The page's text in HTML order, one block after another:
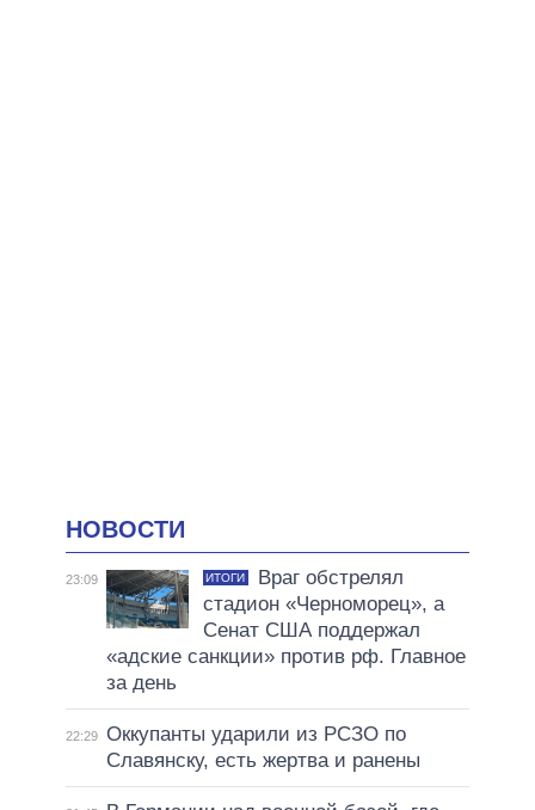
НОВОСТИ
23:09 ИТОГИ
Враг обстрелял
стадион «Черноморец», а
Сенат США поддержал
«адские санкции» против рф. Главное
за день
22:29 Оккупанты ударили из РСЗО по
Славянску, есть жертва и ранены